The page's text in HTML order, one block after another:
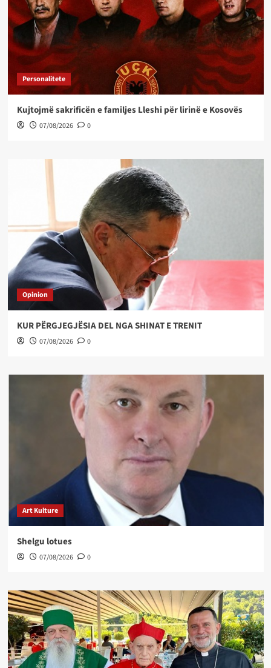
Personalitete
Kujtojmë sakrificën e familjes Lleshi për lirinë e Kosovës
07/08/2026 0
Opinion
KUR PËRGJEGJËSIA DEL NGA SHINAT E TRENIT
07/08/2026 0
Art Kulture
Shelgu lotues
07/08/2026 0